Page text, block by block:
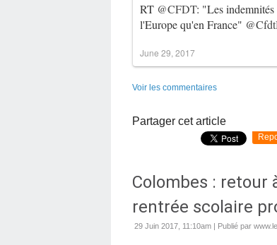
RT @CFDT: "Les indemnités
l'Europe qu'en France"
June 29, 2017
Voir les commentaires
Partager cet article
Colombes : retour
rentrée scolaire
29 Juin 2017, 11:10am | Publié par